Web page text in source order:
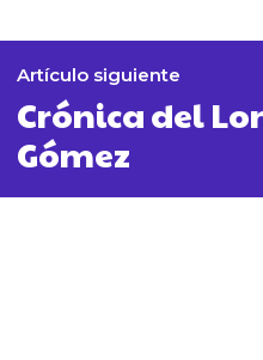
Artículo siguiente
Crónica del
Gómez